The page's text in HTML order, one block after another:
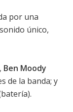
por una
único,
Ben Moody
de la banda; y